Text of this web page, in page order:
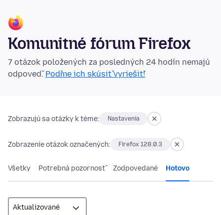
Komunitné fórum Firefox
7 otázok položených za posledných 24 hodín nemajú
odpoveď.Poďme ich skúsiť vyriešiť!
Zobrazujú sa otázky k téme: Nastavenia
Zobrazenie otázok označených: Firefox 128.0.3
Všetky Potrebná pozornosť Zodpovedané Hotovo